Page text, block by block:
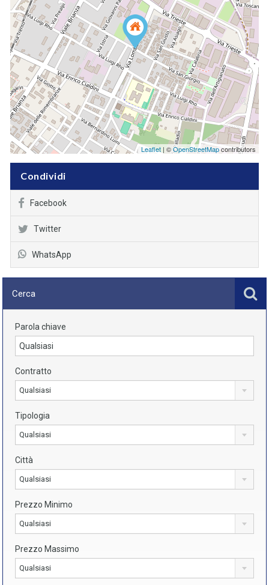
Leaflet | ©OpenStreetMapcontributors
Condividi
Facebook
Twitter
WhatsApp
Cerca
Parola chiave
Contratto
Qualsiasi
Tipologia
Qualsiasi
Città
Qualsiasi
Prezzo Minimo
Qualsiasi
Prezzo Massimo
Qualsiasi